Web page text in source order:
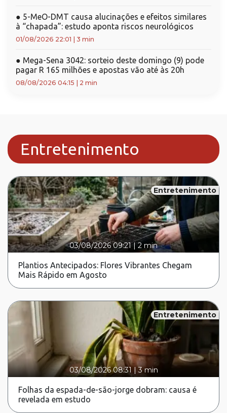
● 5-MeO-DMT causa alucinações e efeitos similares
à “chapada”: estudo aponta riscos neurológicos
01/08/2026 22:01 3 min
● Mega-Sena 3042: sorteio deste domingo (9) pode
pagar R 165 milhões e apostas vão até às 20h
08/08/2026 04:15 2 min
Entretenimento
Entretenimento
03/08/2026 09:21|2 min
Plantios Antecipados: Flores Vibrantes Chegam
Mais Rápido em Agosto
Entretenimento
03/08/2026 08:31 |3 min
Folhas da espada-de-são-jorge dobram: causa é
revelada em estudo